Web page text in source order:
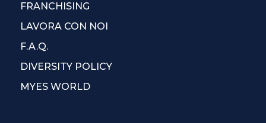
FRANCHISING
LAVORA CON NOI
F.A.Q.
DIVERSITY POLICY
MYES WORLD